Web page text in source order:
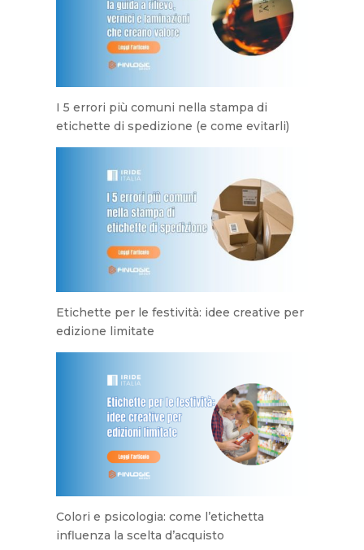
I 5 errori più comuni nella stampa di
etichette di spedizione (e come evitarli)
Etichette per le festività: idee creative per
edizione limitate
Colori e psicologia: come l’etichetta
influenza la scelta d’acquisto